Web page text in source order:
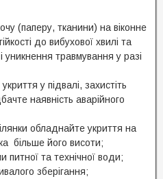
(паперу, тканини) на віконне
до вибухової хвилі та
уникнення травмування у разі
у підвалі, захистіть
наявність аварійного
обладнайте укриття на
більше його висоти;
та технічної води;
зберігання;